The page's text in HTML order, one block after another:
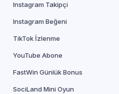
Instagram Takipçi
Instagram Beğeni
TikTok İzlenme
YouTube Abone
FastWin Günlük Bonus
SociLand Mini Oyun